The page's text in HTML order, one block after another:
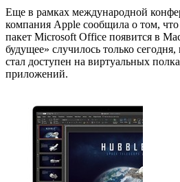
Еще в рамках международной
компания Apple сообщила о том,
пакет Microsoft Office появится в
будущее» случилось только
стал доступен на виртуальных
приложений.